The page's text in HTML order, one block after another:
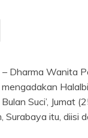
Wanita
Suci’, Jumat
itu, diisi